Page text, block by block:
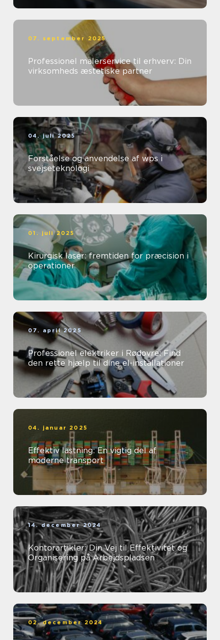
07. september 2025
Professionel malerservice til erhverv: Din
virksomheds æstetiske partner
04. juli 2025
Forståelse og anvendelse af wps i
svejseteknologi
01. juli 2025
Kirurgisk laser: fremtiden for præcision i
operationer
07. april 2025
Professionel elektriker i Rødovre: Find
den rette hjælp til dine el-installationer
04. januar 2025
Effektiv lastning: En vigtig del af
moderne transport
14. december 2024
Kontorartikler: Din Vej til Effektivitet og
Organisering på Arbejdspladsen
02. december 2024